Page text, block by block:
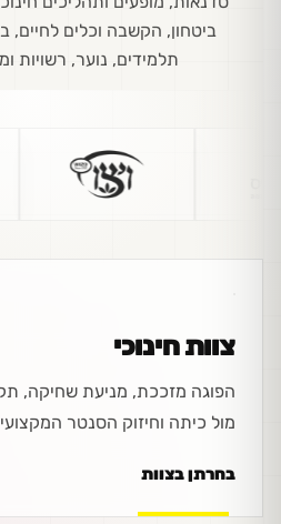
ביטחון, הקשבה וכלים לחיים,
תלמידים, נוער, רשויות
צוות חינוכי
הפוגה מזככת, מניעת שחיקה,
מול כיתה וחיזוק הסנטר
בחרתן בצוות